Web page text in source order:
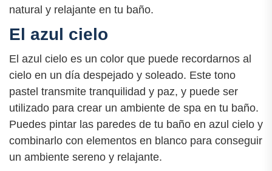
natural y relajante en tu baño.
El azul cielo
El azul cielo es un color que puede recordarnos al
cielo en un día despejado y soleado. Este tono
pastel transmite tranquilidad y paz, y puede ser
utilizado para crear un ambiente de spa en tu baño.
Puedes pintar las paredes de tu baño en azul cielo y
combinarlo con elementos en blanco para conseguir
un ambiente sereno y relajante.